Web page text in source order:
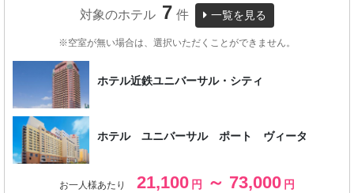
対象のホテル 7 件 一覧を見る
※空室が無い場合は、選択いただくことができません。
ホテル近鉄ユニバーサル・シティ
ホテル ユニバーサル ポート ヴィータ
お一人様あたり 21,100 円 ～ 73,000 円